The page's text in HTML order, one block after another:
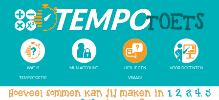
WAT IS
TEMPOTOETS?
MIJN ACCOUNT
HEB JE EEN
VRAAG?
VOOR DOCENTEN
Hoeveel sommen kan jij maken in 1, 2, 3, 4, 5